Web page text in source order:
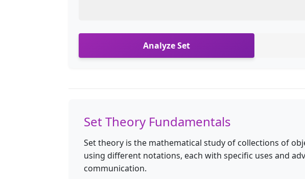
Analyze Set
Set Theory Fundamentals
Set theory is the mathematical study of collections of
using different notations, each with specific uses and
communication.